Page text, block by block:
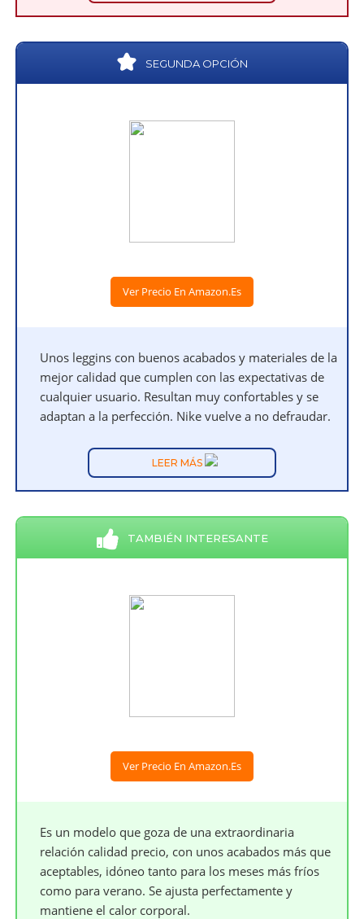
SEGUNDA OPCIÓN
Ver Precio En Amazon.es
Unos leggins con buenos acabados y materiales de la
mejor calidad que cumplen con las expectativas de
cualquier usuario. Resultan muy confortables y se
adaptan a la perfección. Nike vuelve a no defraudar.
LEER MÁS
TAMBIÉN INTERESANTE
Ver Precio En Amazon.es
Es un modelo que goza de una extraordinaria
relación calidad precio, con unos acabados más que
aceptables, idóneo tanto para los meses más fríos
como para verano. Se ajusta perfectamente y
mantiene el calor corporal.